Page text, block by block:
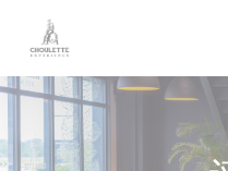
Cookie管理面板